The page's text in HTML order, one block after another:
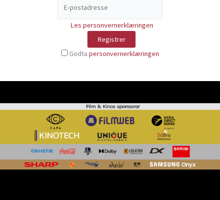
Les personvernerklæringen
Godta personvernerklæringen